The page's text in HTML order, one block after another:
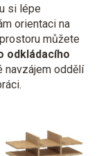
si lépe
orientaci na
můžete
odkládacího
navzájem oddělí